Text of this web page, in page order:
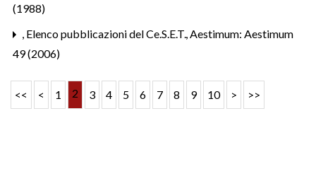
(1988)
, Elenco pubblicazioni del Ce.S.E.T.,Aestimum: Aestimum
49 (2006)
<< < 1 2 3 4 5 6 7 8 9 10 > >>